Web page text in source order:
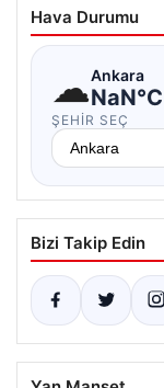
Hava Durumu
☁Ankara
NaN°C
ŞEHIR SEÇ
Bizi Takip Edin